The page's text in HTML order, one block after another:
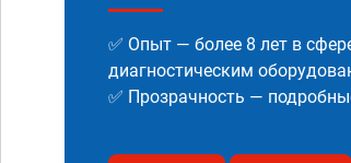
✅ Опыт — более 8 лет в
диагностическим
✅ Прозрачность —